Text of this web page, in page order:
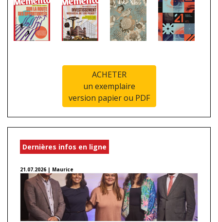
ACHETER
un exemplaire
version papier ou PDF
Dernières infos en ligne
21.07.2026 | Maurice